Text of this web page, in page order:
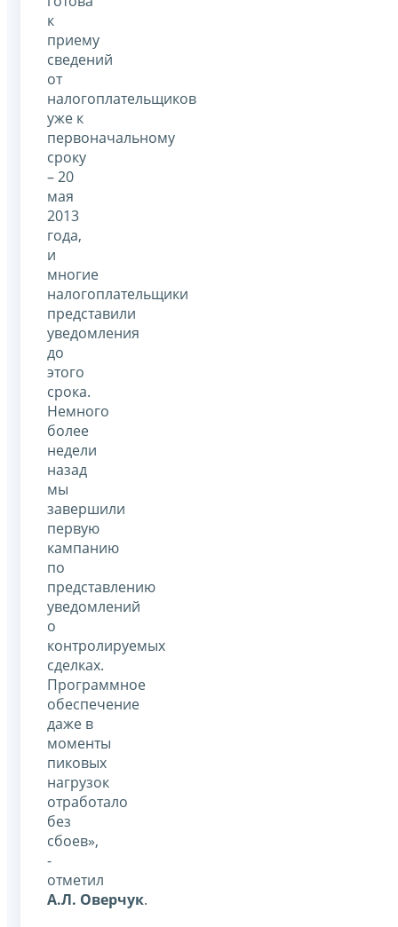
к
приему
сведений
от
налогоплательщиков
уже к
первоначальному
сроку
– 20
мая
2013
года,
и
многие
налогоплательщики
представили
уведомления
до
этого
срока.
Немного
более
недели
назад
мы
завершили
первую
кампанию
по
представлению
уведомлений
о
контролируемых
сделках.
Программное
обеспечение
даже в
моменты
пиковых
нагрузок
отработало
без
сбоев»,
-
отметил
А.Л. Оверчук.